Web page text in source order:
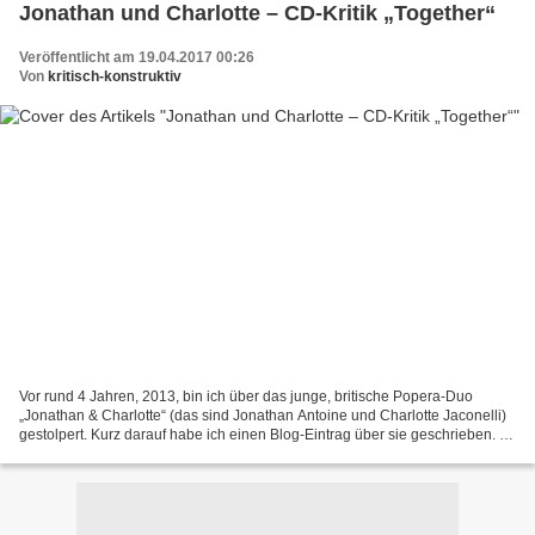
Jonathan und Charlotte – CD-Kritik „Together“
Veröffentlicht am 19.04.2017 00:26
Von kritisch-konstruktiv
Vor rund 4 Jahren, 2013, bin ich über das junge, britische Popera-Duo
„Jonathan & Charlotte“ (das sind Jonathan Antoine und Charlotte Jaconelli)
gestolpert. Kurz darauf habe ich einen Blog-Eintrag über sie geschrieben. 1